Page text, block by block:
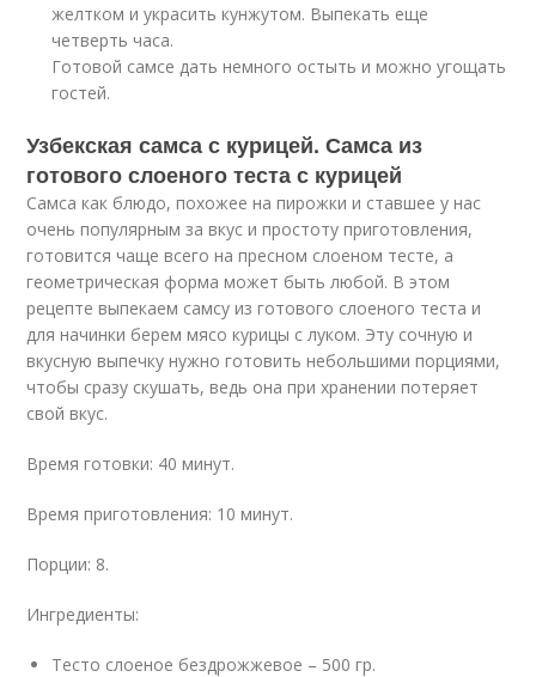
желтком и украсить кунжутом. Выпекать еще
четверть часа.
Готовой самсе дать немного остыть и можно угощать
гостей.
Узбекская самса с курицей. Самса из
готового слоеного теста с курицей
Самса как блюдо, похожее на пирожки и ставшее у нас
очень популярным за вкус и простоту приготовления,
готовится чаще всего на пресном слоеном тесте, а
геометрическая форма может быть любой. В этом
рецепте выпекаем самсу из готового слоеного теста и
для начинки берем мясо курицы с луком. Эту сочную и
вкусную выпечку нужно готовить небольшими порциями,
чтобы сразу скушать, ведь она при хранении потеряет
свой вкус.
Время готовки: 40 минут.
Время приготовления: 10 минут.
Порции: 8.
Ингредиенты:
Тесто слоеное бездрожжевое – 500 гр.